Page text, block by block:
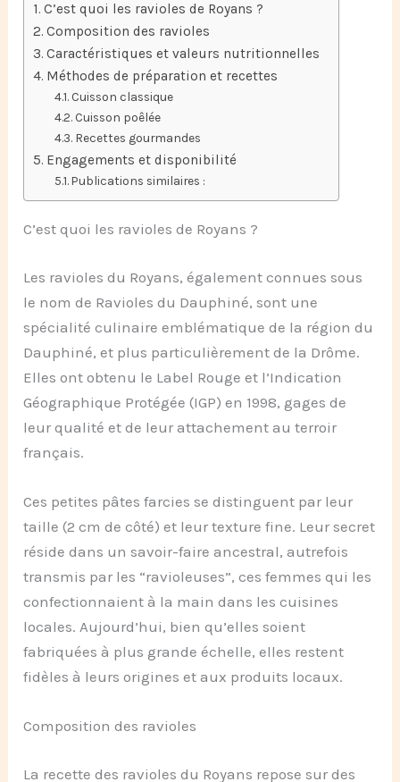
C’est quoi les ravioles de Royans ?
Composition des ravioles
Caractéristiques et valeurs nutritionnelles
Méthodes de préparation et recettes
Cuisson classique
Cuisson poêlée
Recettes gourmandes
Engagements et disponibilité
Publications similaires :
C’est quoi les ravioles de Royans ?
Les ravioles du Royans, également connues sous
le nom de Ravioles du Dauphiné, sont une
spécialité culinaire emblématique de la région du
Dauphiné, et plus particulièrement de la Drôme.
Elles ont obtenu le Label Rouge et l’Indication
Géographique Protégée (IGP) en 1998, gages de
leur qualité et de leur attachement au terroir
français.
Ces petites pâtes farcies se distinguent par leur
taille (2 cm de côté) et leur texture fine. Leur secret
réside dans un savoir-faire ancestral, autrefois
transmis par les “ravioleuses”, ces femmes qui les
confectionnaient à la main dans les cuisines
locales. Aujourd’hui, bien qu’elles soient
fabriquées à plus grande échelle, elles restent
fidèles à leurs origines et aux produits locaux.
Composition des ravioles
La recette des ravioles du Royans repose sur des